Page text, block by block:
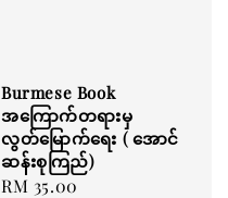
Burmese Book
အကြောက်တရားမှ
လွတ်မြောက်ရေး ( အောင်
ဆန်းစုကြည်)
Regular
RM 35.00